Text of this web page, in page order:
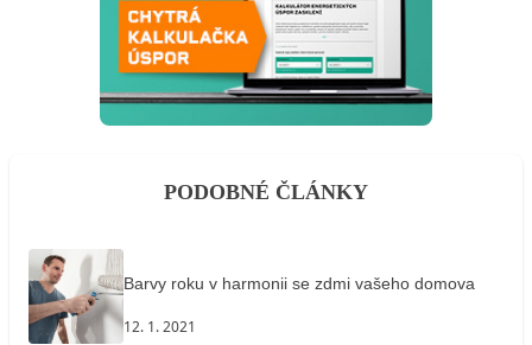
PODOBNÉ ČLÁNKY
Barvy roku v harmonii se zdmi vašeho domova
12. 1. 2021